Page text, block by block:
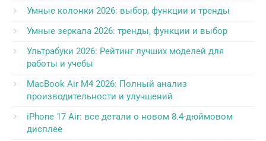
Умные колонки 2026: выбор, функции и тренды
Умные зеркала 2026: тренды, функции и выбор
Ультрабуки 2026: Рейтинг лучших моделей для
работы и учебы
MacBook Air M4 2026: Полный анализ
производительности и улучшений
iPhone 17 Air: все детали о новом 8.4-дюймовом
дисплее